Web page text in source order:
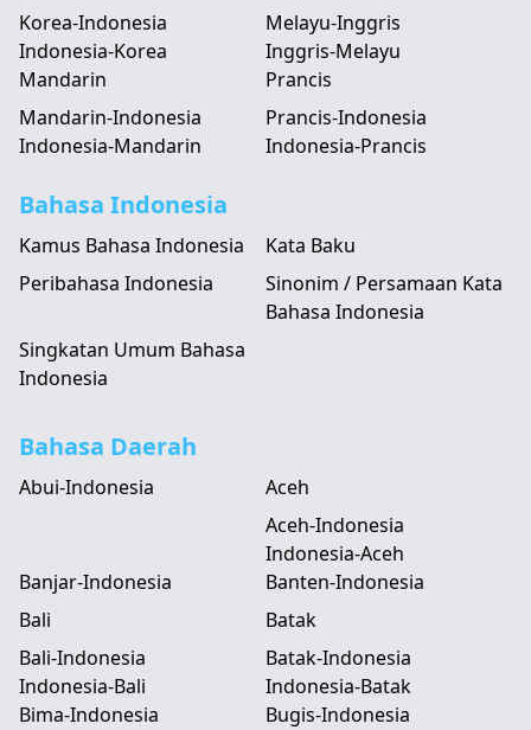
Korea-Indonesia
Indonesia-Korea
Melayu-Inggris
Inggris-Melayu
Mandarin
Mandarin-Indonesia
Indonesia-Mandarin
Prancis
Prancis-Indonesia
Indonesia-Prancis
Bahasa Indonesia
Kamus Bahasa Indonesia
Kata Baku
Peribahasa Indonesia
Sinonim / Persamaan Kata
Bahasa Indonesia
Singkatan Umum Bahasa
Indonesia
Bahasa Daerah
Abui-Indonesia
Aceh
Aceh-Indonesia
Indonesia-Aceh
Banjar-Indonesia
Banten-Indonesia
Bali
Bali-Indonesia
Indonesia-Bali
Batak
Batak-Indonesia
Indonesia-Batak
Bima-Indonesia
Bugis-Indonesia